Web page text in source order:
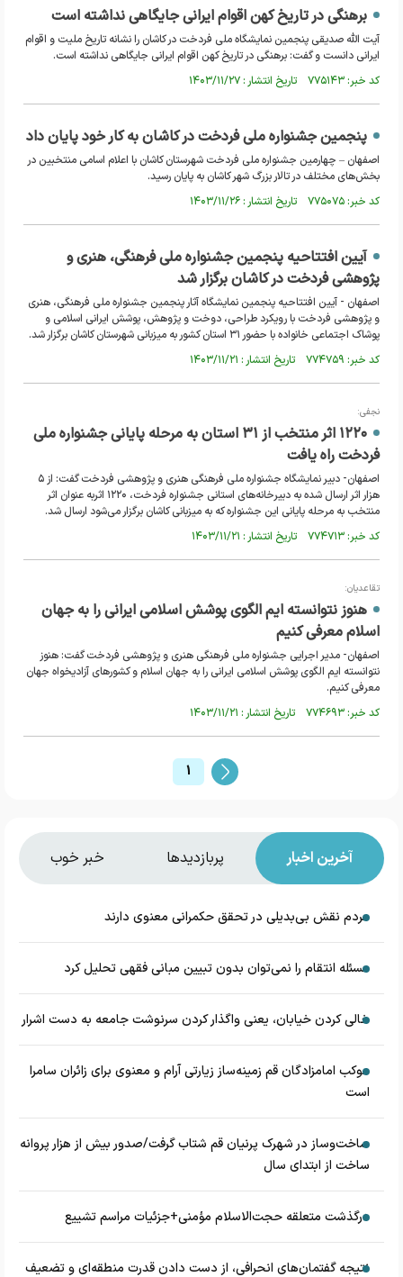
برهنگی در تاریخ کهن اقوام ایرانی جایگاهی نداشته است
آیت الله صدیقی پنجمین نمایشگاه ملی فردخت در کاشان را نشانه تاریخ ملیت و اقوام
ایرانی دانست و گفت: برهنگی در تاریخ کهن اقوام ایرانی جایگاهی نداشته است.
کد خبر: ۷۷۵۱۴۳ تاریخ انتشار : ۱۴۰۳/۱۱/۲۷
پنجمین جشنواره ملی فردخت در کاشان به کار خود پایان داد
اصفهان – چهارمین جشنواره ملی فردخت شهرستان کاشان با اعلام اسامی منتخبین در
بخش‌های مختلف در تالار بزرگ شهر کاشان به پایان رسید.
کد خبر: ۷۷۵۰۷۵ تاریخ انتشار : ۱۴۰۳/۱۱/۲۶
آیین افتتاحیه پنجمین جشنواره ملی فرهنگی، هنری و
پژوهشی فردخت در کاشان برگزار شد
اصفهان - آیین افتتاحیه پنجمین نمایشگاه آثار پنجمین جشنواره ملی فرهنگی، هنری
و پژوهشی فردخت با رویکرد طراحی، دوخت و پژوهش، پوشش ایرانی اسلامی و
پوشاک اجتماعی خانواده با حضور ۳۱ استان کشور به میزبانی شهرستان کاشان برگزار شد.
کد خبر: ۷۷۴۷۵۹ تاریخ انتشار : ۱۴۰۳/۱۱/۲۱
نجفی:
۱۲۲۰ اثر منتخب از ۳۱ استان به مرحله پایانی جشنواره ملی
فردخت راه یافت
اصفهان- دبیر نمایشگاه جشنواره ملی فرهنگی هنری و پژوهشی فردخت گفت: از ۵
هزار اثر ارسال شده به دبیرخانه‌های استانی جشنواره فردخت، ۱۲۲۰ اثربه عنوان اثر
منتخب به مرحله پایانی این جشنواره که به میزبانی کاشان برگزار می‌شود ارسال شد.
کد خبر: ۷۷۴۷۱۳ تاریخ انتشار : ۱۴۰۳/۱۱/۲۱
تقاعدیان:
هنوز نتوانسته ایم الگوی پوشش اسلامی ایرانی را به جهان
اسلام معرفی کنیم
اصفهان- مدیر اجرایی جشنواره ملی فرهنگی هنری و پژوهشی فردخت گفت: هنوز
نتوانسته ایم الگوی پوشش اسلامی ایرانی را به جهان اسلام و کشور‌های آزادیخواه جهان
معرفی کنیم.
کد خبر: ۷۷۴۶۹۳ تاریخ انتشار : ۱۴۰۳/۱۱/۲۱
1
آخرین اخبار پربازدیدها خبر خوب
مردم نقش بی‌بدیلی در تحقق حکمرانی معنوی دارند
مسئله انتقام را نمی‌توان بدون تبیین مبانی فقهی تحلیل کرد
خالی کردن خیابان، یعنی واگذار کردن سرنوشت جامعه به دست اشرار
موکب امامزادگان قم زمینه‌ساز زیارتی آرام و معنوی برای زائران سامرا
است
ساخت‌وساز در شهرک پرنیان قم شتاب گرفت/صدور بیش از هزار پروانه
ساخت از ابتدای سال
درگذشت متعلقه حجت‌الاسلام مؤمنی+جزئیات مراسم تشییع
نتیجه گفتمان‌های انحرافی، از دست دادن قدرت منطقه‌ای و تضعیف